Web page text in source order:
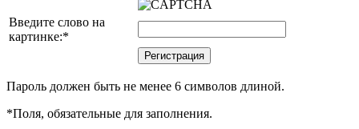
Введите слово на
картинке:*
Пароль должен быть не менее 6 символов длиной.
*Поля, обязательные для заполнения.